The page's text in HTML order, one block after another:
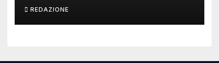
REDAZIONE